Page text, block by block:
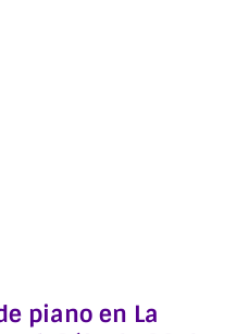
piano en La